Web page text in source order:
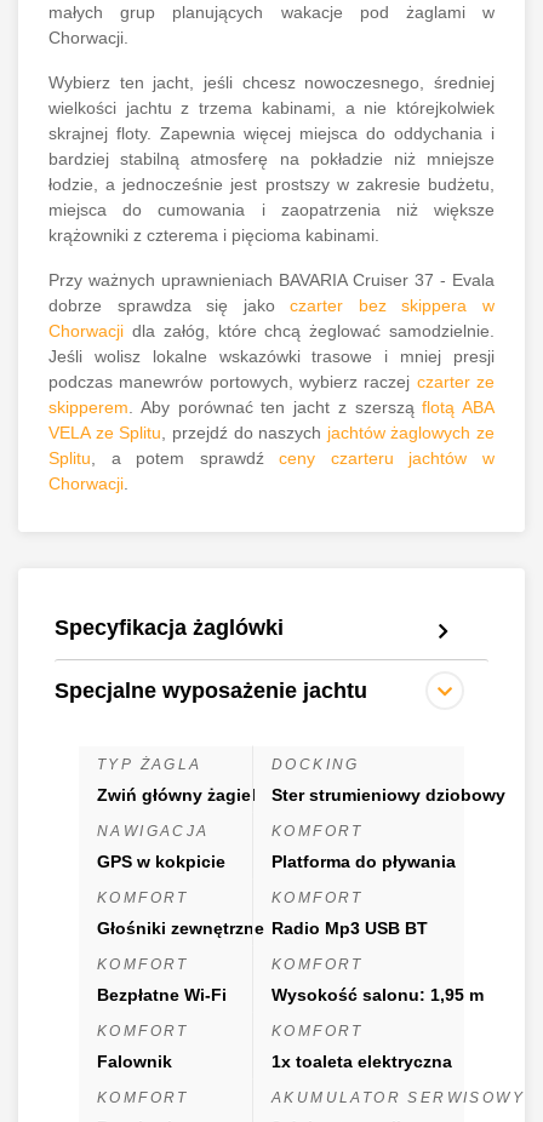
małych grup planujących wakacje pod żaglami w
Chorwacji.
Wybierz ten jacht, jeśli chcesz nowoczesnego, średniej
wielkości jachtu z trzema kabinami, a nie którejkolwiek
skrajnej floty. Zapewnia więcej miejsca do oddychania i
bardziej stabilną atmosferę na pokładzie niż mniejsze
łodzie, a jednocześnie jest prostszy w zakresie budżetu,
miejsca do cumowania i zaopatrzenia niż większe
krążowniki z czterema i pięcioma kabinami.
Przy ważnych uprawnieniach BAVARIA Cruiser 37 - Evala
dobrze sprawdza się jakoczarter bez skippera w
Chorwacji dla załóg, które chcą żeglować samodzielnie.
Jeśli wolisz lokalne wskazówki trasowe i mniej presji
podczas manewrów portowych, wybierz raczej czarter ze
skipperem . Aby porównać ten jacht z szersząflotą ABA
VELA ze Splitu , przejdź do naszych jachtów żaglowych ze
Splitu , a potem sprawdźceny czarteru jachtów w
Chorwacji
Specyfikacja żaglówki
Specjalne wyposażenie jachtu
TYP ŻAGLA
Zwiń główny żagiel
DOCKING
Ster strumieniowy dziobowy
NAWIGACJA
GPS w kokpicie
KOMFORT
Platforma do pływania
KOMFORT
Głośniki zewnętrzne
KOMFORT
Radio Mp3 USB BT
KOMFORT
Bezpłatne Wi-Fi
KOMFORT
Wysokość salonu: 1,95 m
KOMFORT
Falownik
KOMFORT
1x toaleta elektryczna
KOMFORT AKUMULATOR SERWISOWY